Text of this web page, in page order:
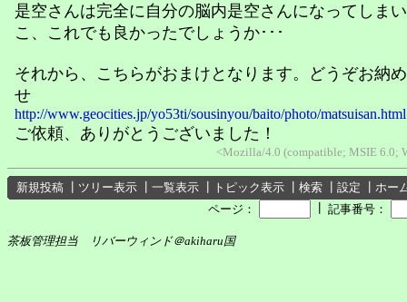
是空さんは完全に自分の脳内是空さんになってしま
こ、これでも良かったでしょうか･･･
それから、こちらがおまけとなります。どうぞお納
せ
http://www.geocities.jp/yo53ti/sousinyou/baito/photo/matsuisan.html
ご依頼、ありがとうございました！
<Mozilla/4.0 (compatible; MSIE 6.0;
新規投稿 ツリー表示 一覧表示 トピック表示 検索 設定
ホー
ページ：
記事番号：
茶板管理担当 リバーウィンド＠akiharu国